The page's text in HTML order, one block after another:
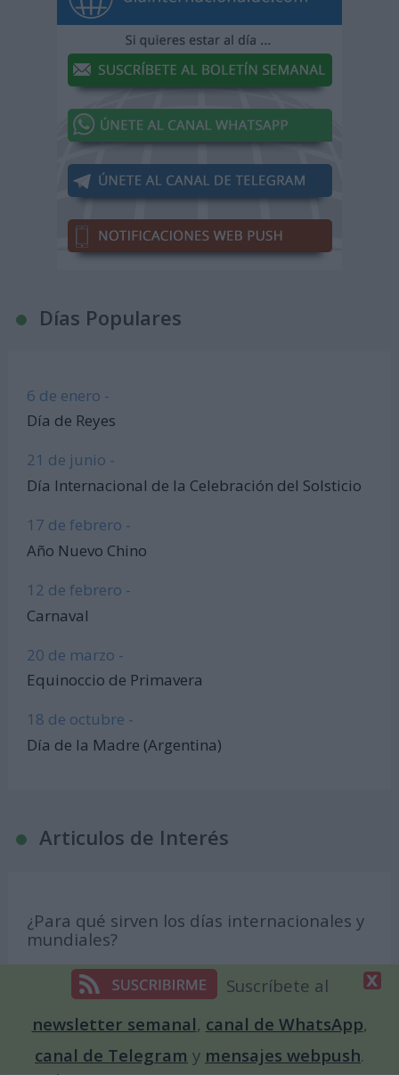
Días Populares
6 de enero -
Día de Reyes
21 de junio -
Día Internacional de la Celebración del Solsticio
17 de febrero -
Año Nuevo Chino
12 de febrero -
Carnaval
20 de marzo -
Equinoccio de Primavera
18 de octubre -
Día de la Madre (Argentina)
Articulos de Interés
¿Para qué sirven los días internacionales y
mundiales?
¿Cómo se proclama un Día Internacional o
Mundial?
¿Qué diferencia hay entre un Día
Internacional, un Día Mundial o
simplemente un Día de ...?
Suscríbete al
newsletter semanal, canal de WhatsApp,
canal de Telegram y mensajes webpush.